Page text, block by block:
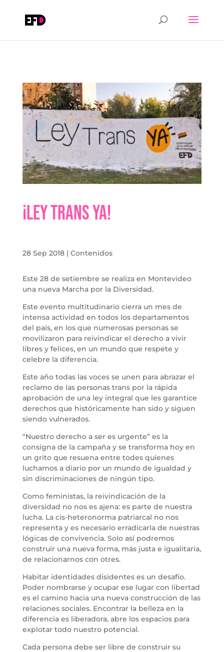
¡Ley trans ya!
28 Sep 2018| Contenidos
Este 28 de setiembre se realiza en Montevideo
una nueva Marcha por la Diversidad.
Este evento multitudinario cierra un mes de
intensa actividad en todos los departamentos
del país, en los que numerosas personas se
movilizaron para reivindicar el derecho a vivir
libres y felices, en un mundo que respete y
celebre la diferencia.
Este año todas las voces se unen para abrazar el
reclamo de las personas trans por la rápida
aprobación de una ley integral que les garantice
derechos que históricamente han sido y siguen
siendo vulnerados.
“Nuestro derecho a ser es urgente” es la
consigna de la campaña y se transforma hoy en
un grito que resuena entre todes quienes
luchamos a diario por un mundo de igualdad y
sin discriminaciones de ningún tipo.
Como feministas, la reivindicación de la
diversidad no nos es ajena: es parte de nuestra
lucha. La cis-heteronorma patriarcal no nos
representa y es necesario erradicarla de nuestras
lógicas de convivencia. Solo así podremos
construir una nueva forma, más justa e igualitaria,
de relacionarnos con otres.
Habitar identidades disidentes es un desafío.
Poder nombrarse y ocupar ese lugar con libertad
es el camino hacia una nueva construcción de las
relaciones sociales. Encontrar la belleza en la
diferencia es liberadora, abre los espacios para
explotar todo nuestro potencial.
Cada persona debe ser libre de construir su